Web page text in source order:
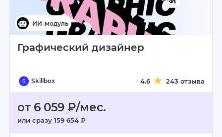
Графический дизайнер
Skillbox 4.6 243 отзыва
от 6 059 ₽/мес.
или сразу 159 654 ₽